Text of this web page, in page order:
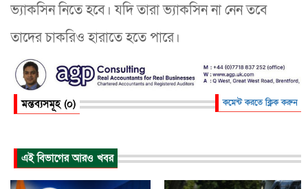
ভ্যাকসিন নিতে হবে। যদি তারা ভ্যাকসিন না নেন তবে
তাদের চাকরিও হারাতে হতে পারে।
মন্তব্যসমূহ (০) কমেন্ট করতে ক্লিক করুন
এই বিভাগের আরও খবর